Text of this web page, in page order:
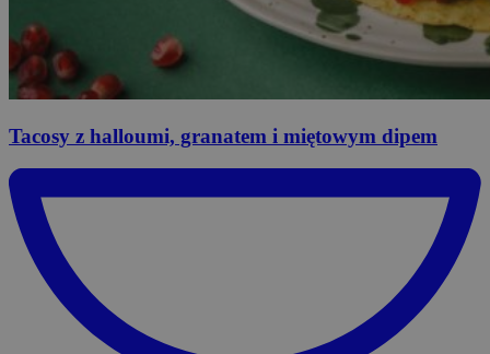
Tacosy z halloumi, granatem i miętowym dipem